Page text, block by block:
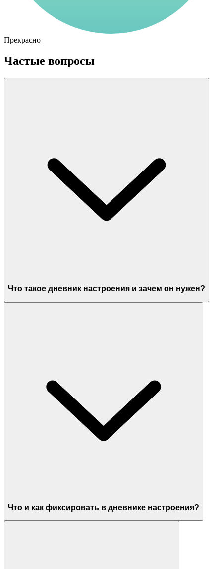
Прекрасно
Частые вопросы
Что такое дневник настроения и зачем он нужен?
Что и как фиксировать в дневнике настроения?